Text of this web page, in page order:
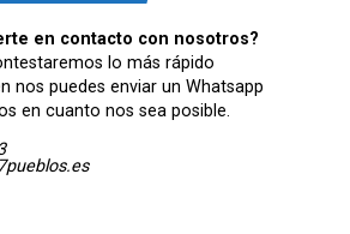
en contacto con nosotros?
lo más rápido
nos puedes enviar un Whatsapp
en cuanto nos sea posible.